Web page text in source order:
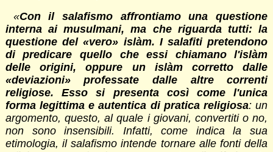
«Con il salafismo affrontiamo una questione
interna ai musulmani, ma che riguarda tutti: la
questione del «vero» islàm. I salafiti pretendono
di predicare quello che essi chiamano l'islàm
delle origini, oppure un islàm corretto dalle
«deviazioni» professate dalle altre correnti
religiose. Esso si presenta così come l'unica
forma legittima e autentica di pratica religiosa: un
argomento, questo, al quale i giovani, convertiti o no,
non sono insensibili. Infatti, come indica la sua
etimologia, il salafismo intende tornare alle fonti della